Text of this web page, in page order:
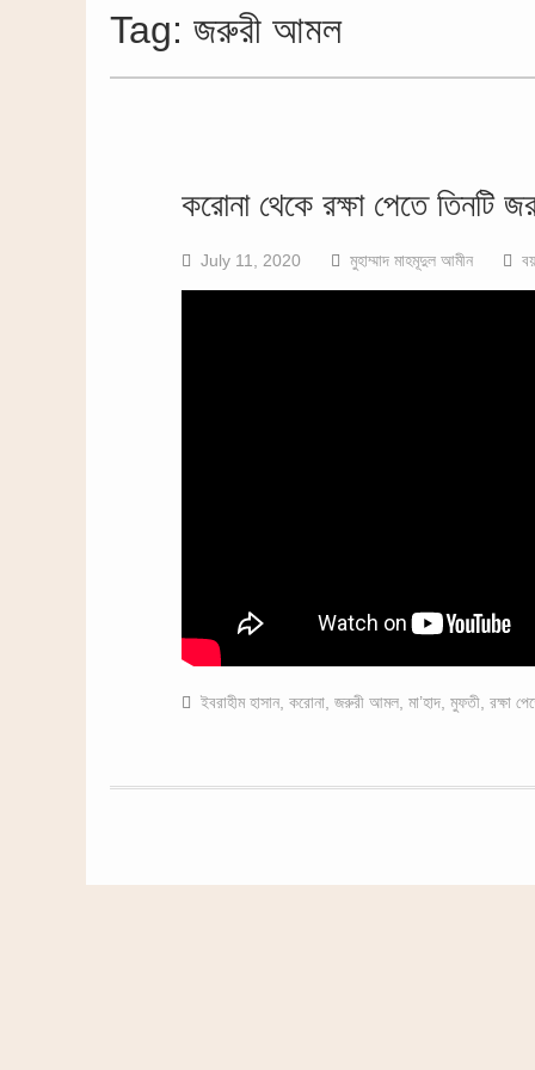
Tag: জরুরী আমল
করোনা থেকে রক্ষা পেতে তিনটি
July 11, 2020 মুহাম্মাদ মাহমূদুল আমীন
ইবরাহীম হাসান করোনা জরুরী আমল মা’হাদ মুফতী রক্ষা